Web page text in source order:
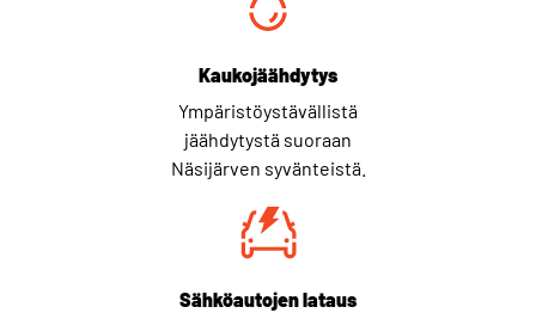
Kaukojäähdytys
Ympäristöystävällistä
jäähdytystä suoraan
Näsijärven syvänteistä.
Sähköautojen lataus